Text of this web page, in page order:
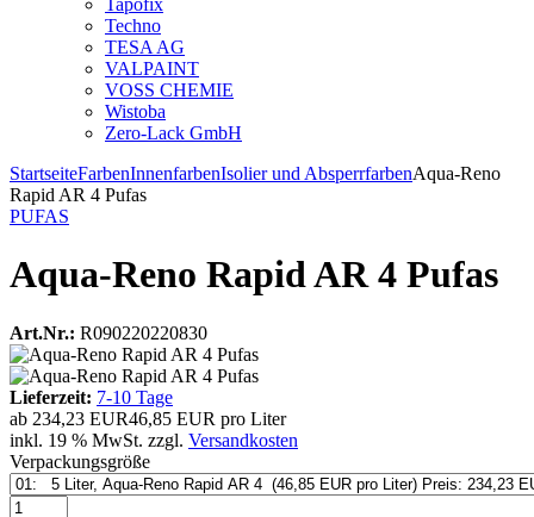
Tapofix
Techno
TESA AG
VALPAINT
VOSS CHEMIE
Wistoba
Zero-Lack GmbH
StartseiteFarbenInnenfarbenIsolier und AbsperrfarbenAqua-Reno
Rapid AR 4 Pufas
PUFAS
Aqua-Reno Rapid AR 4 Pufas
Art.Nr.: R090220220830
Lieferzeit: 7-10 Tage
ab 234,23 EUR46,85 EUR pro Liter
inkl. 19 % MwSt. zzgl. Versandkosten
Verpackungsgröße